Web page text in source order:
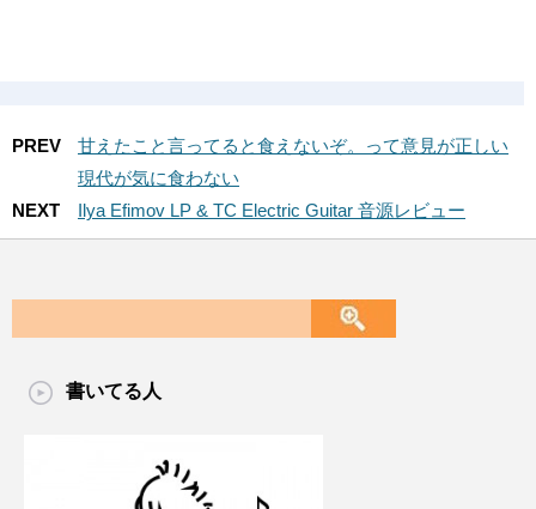
PREV
甘えたこと言ってると食えないぞ。って意見が正しい
現代が気に食わない
NEXT
Ilya Efimov LP & TC Electric Guitar 音源レビュー
書いてる人